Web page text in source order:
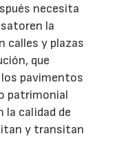
necesita
la
calles y plazas
que
pavimentos
patrimonial
la calidad de
y transitan